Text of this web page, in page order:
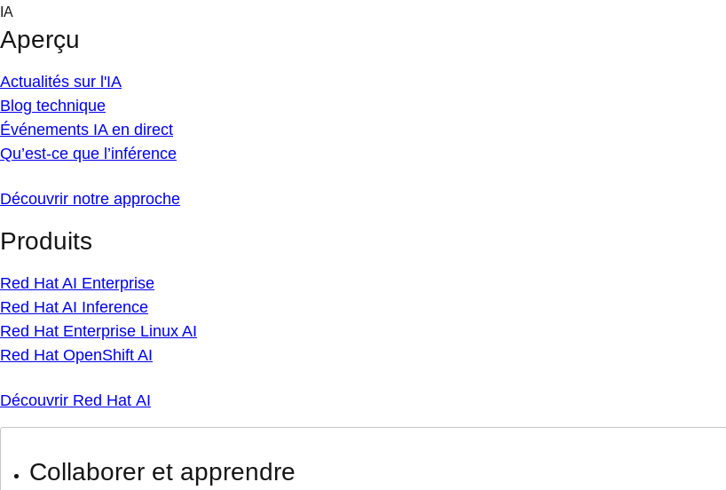
Skip
content
IA
Aperçu
Actualités sur l'IA
Blog technique
Événements IA en direct
Qu’est-ce que l’inférence
Découvrir notre approche
Produits
Red Hat AI Enterprise
Red Hat AI Inference
Red Hat Enterprise Linux AI
Red Hat OpenShift AI
Découvrir Red Hat AI
Collaborer et apprendre